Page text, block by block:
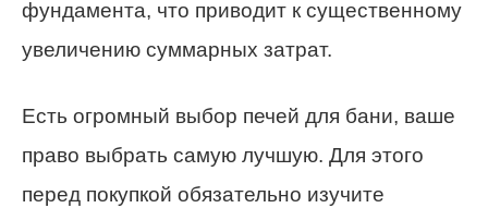
фундамента, что приводит к существенному
увеличению суммарных затрат.
Есть огромный выбор печей для бани, ваше
право выбрать самую лучшую. Для этого
перед покупкой обязательно изучите